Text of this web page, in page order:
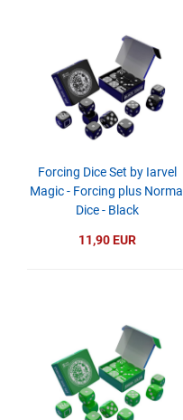
Forcing Dice Set by Iarvel
Magic - Forcing plus Normal
Dice - Black
11,90 EUR